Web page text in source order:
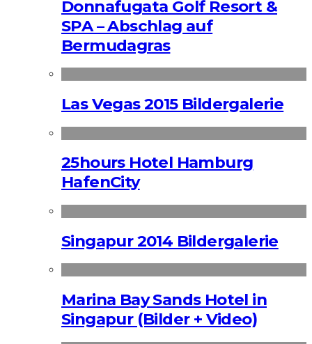
Donnafugata Golf Resort &
SPA – Abschlag auf
Bermudagras
Las Vegas 2015 Bildergalerie
25hours Hotel Hamburg
HafenCity
Singapur 2014 Bildergalerie
Marina Bay Sands Hotel in
Singapur (Bilder + Video)